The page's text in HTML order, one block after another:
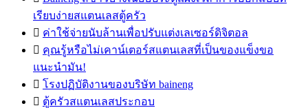
เรียบง่ายสแตนเลสตู้ครัว
 ค่าใช้จ่ายนับล้านเพื่อปรับแต่งเลเซอร์ดิจิตอล
 คุณรู้หรือไม่เคาน์เตอร์สแตนเลสที่เป็นของแข็งขอ
แนะนำมัน!
 โรงปฏิบัติงานของบริษัท baineng
 ตู้ครัวสแตนเลสประกอบ